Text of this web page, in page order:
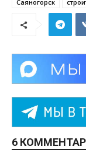
Саяногорск
6